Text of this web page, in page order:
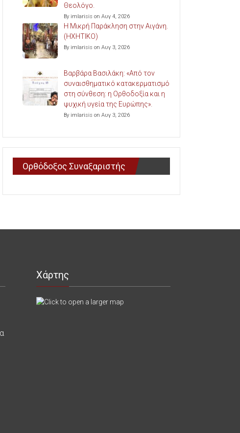
Θεολόγο.
By imlarisis on Αυγ 4, 2026
Η Μικρή Παράκληση στην Αιγάνη.
(ΗΧΗΤΙΚΟ)
By imlarisis on Αυγ 3, 2026
Βαρβάρα Βασιλάκη: «Από τον
συναισθηματικό κατακερματισμό
στη σύνθεση: η Ορθοδοξία και η
ψυχική υγεία της Ευρώπης».
By imlarisis on Αυγ 3, 2026
Ορθόδοξος Συναξαριστής
Χάρτης